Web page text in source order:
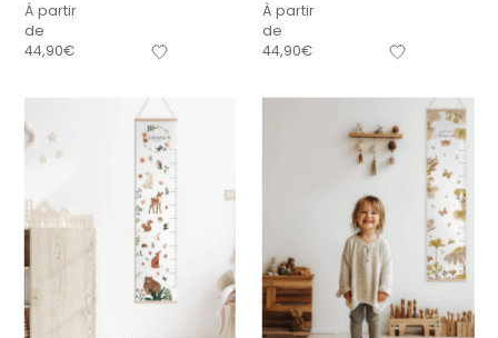
À partir
de
44,90€
À partir
de
44,90€